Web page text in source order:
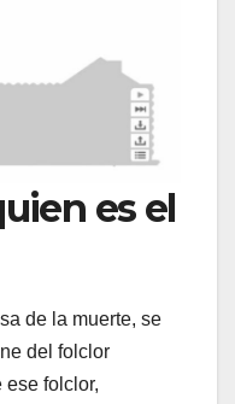
es el
de la muerte, se
del folclor
ese folclor,